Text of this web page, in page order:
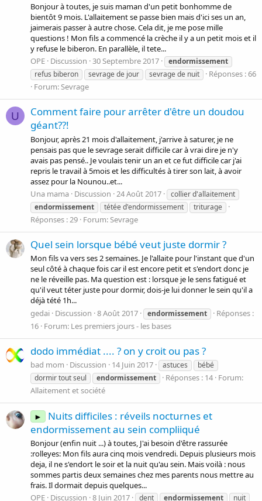
Bonjour à toutes, je suis maman d'un petit bonhomme de
bientôt 9 mois. L'allaitement se passe bien mais d'ici ses un an,
jaimerais passer à autre chose. Cela dit, je me pose mille
questions ! Mon fils a commencé la crèche il y a un petit mois et il
y refuse le biberon. En parallèle, il tete...
OPE Discussion 30 Septembre 2017
endormissement
refus biberon
sevrage de jour sevrage de nuit
Réponses : 66
Forum:Sevrage
U
Comment faire pour arrêter d'être un doudou
géant??!
Bonjour, après 21 mois d'allaitement, j'arrive à saturer, je ne
pensais pas que le sevrage serait difficile car à vrai dire je n'y
avais pas pensé.. Je voulais tenir un an et ce fut difficile car j'ai
repris le travail à 5mois et les difficultés à tirer son lait, à avoir
assez pour la Nounou..et...
Una mama Discussion 24 Août 2017
collier d'allaitement
endormissement
tétée d'endormissement triturage
Réponses : 29 Forum:Sevrage
Quel sein lorsque bébé veut juste dormir ?
Mon fils va vers ses 2 semaines. Je l'allaite pour l'instant que d'un
seul côté à chaque fois car il est encore petit et s'endort donc je
ne le réveille pas. Ma question est : lorsque je le sens fatigué et
qu'il veut téter juste pour dormir, dois-je lui donner le sein qu'il a
déjà tété 1h...
gedai Discussion 8 Août 2017 endormissement
Réponses :
16 Forum: Les premiers jours - les bases
dodo immédiat .... ? on y croit ou pas ?
bad mom Discussion 14 Juin 2017 astuces
bébé
dormir tout seul
endormissement Réponses : 14 Forum:
Allaitement et société
►
Nuits difficiles : réveils nocturnes et
endormissement au sein compliiqué
Bonjour (enfin nuit ...) à toutes, J'ai besoin d'être rassurée
:rolleyes: Mon fils aura cinq mois vendredi. Depuis plusieurs mois
deja, il ne s'endort le soir et la nuit qu'au sein. Mais voilà : nous
sommes partis deux semaines chez mes parents nous mettre au
frais. Il dormait depuis quelques...
OPE Discussion 8 Juin 2017 dent endormissement nuit